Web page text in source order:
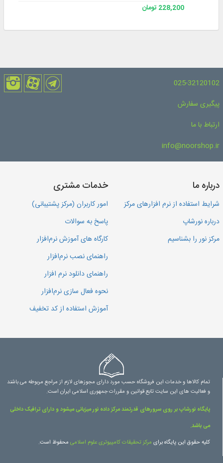
228,200 تومان
025-32120102
پیگیری سفارش
ارتباط با ما
info@noorshop.ir
درباره ما
شرایط استفاده از نرم افزارهای مرکز
درباره نورشاپ
مرکز نور را بشناسیم
خدمات مشتری
امور کاربران (مرکز پشتیبانی)
پاسخ به سوالات
کارگاه های آموزش نرم‌افزار
راهنمای نصب نرم‌افزار
راهنمای دانلود نرم افزار
نحوه فعال سازی نرم‌افزار
آموزش استفاده از کد تخفیف
تمام کالاها و خدمات این فروشگاه حسب مورد دارای مجوزهای لازم از مراجع مربوطه می باشند
و فعالیت های این سایت تابع قوانین و مقررات جمهوری اسلامی ایران است.
پایگاه نورشاپ بر روی سرورهای قدرتمند مرکز داده نور میزبانی میشود و دارای ترافیک داخلی
می باشد.
کلیه حقوق این پایگاه برای مرکز تحقیقات کامپیوتری علوم اسلامی محفوظ است.